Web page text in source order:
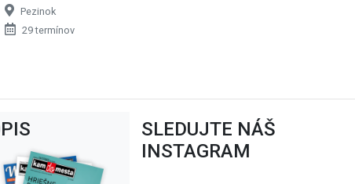
Pezinok
29 termínov
SLEDUJTE NÁŠ
INSTAGRAM